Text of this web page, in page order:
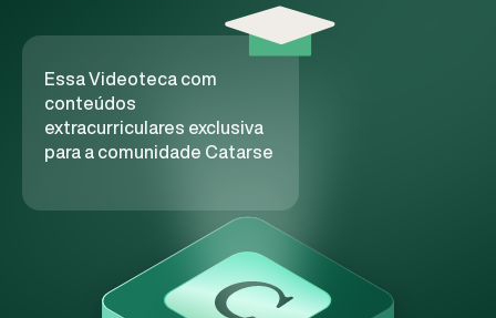
Essa Videoteca com
conteúdos
extracurriculares exclusiva
para a comunidade Catarse